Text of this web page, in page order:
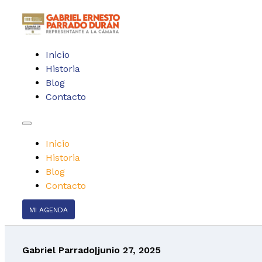
Inicio
Historia
Blog
Contacto
Inicio
Historia
Blog
Contacto
MI AGENDA
Gabriel Parrado|junio 27, 2025